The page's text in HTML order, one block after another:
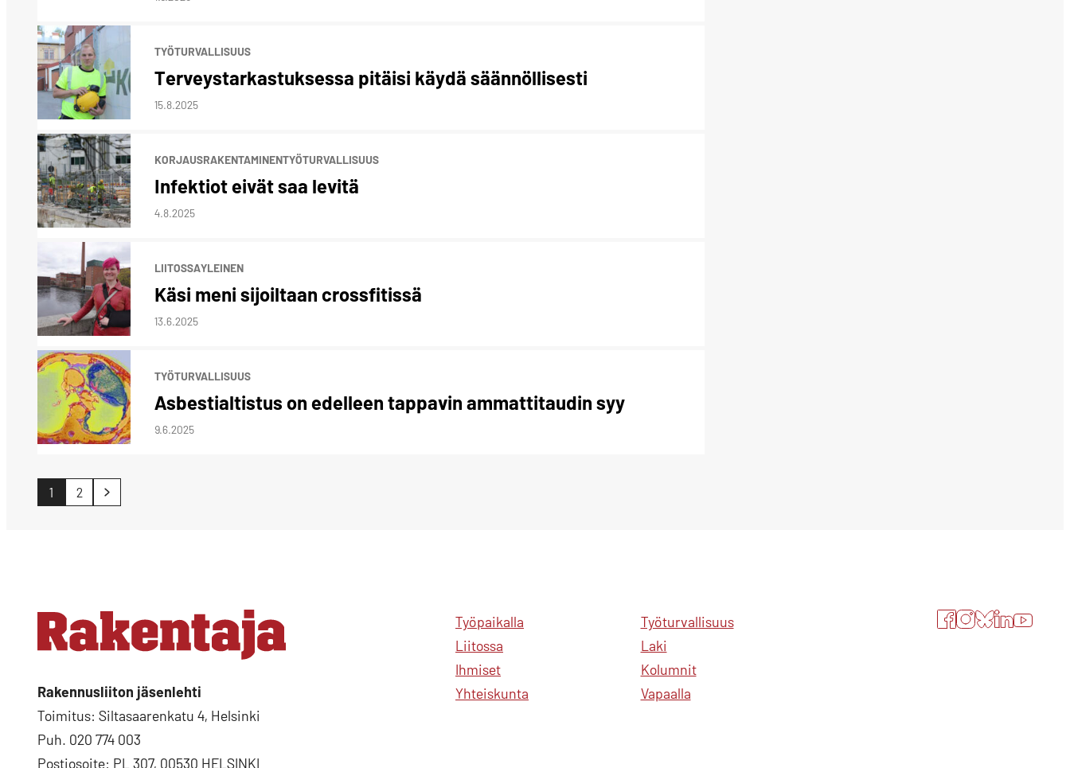
TYÖTURVALLISUUS
Terveystarkastuksessa pitäisi käydä säännöllisesti
15.8.2025
KORJAUSRAKENTAMINENTYÖTURVALLISUUS
Infektiot eivät saa levitä
4.8.2025
LIITOSSAYLEINEN
Käsi meni sijoiltaan crossfitissä
13.6.2025
TYÖTURVALLISUUS
Asbestialtistus on edelleen tappavin ammattitaudin syy
9.6.2025
Artikkelien
1 2
Rakennusliiton jäsenlehti
Toimitus: Siltasaarenkatu 4, Helsinki
Puh. 020 774 003
Postiosoite: PL 307, 00530 HELSINKI
Työpaikalla
Liitossa
Ihmiset
Yhteiskunta
Työturvallisuus
Laki
Kolumnit
Vapaalla
Facebook
Instagram
Bluesky
LinkedIn
YouTube